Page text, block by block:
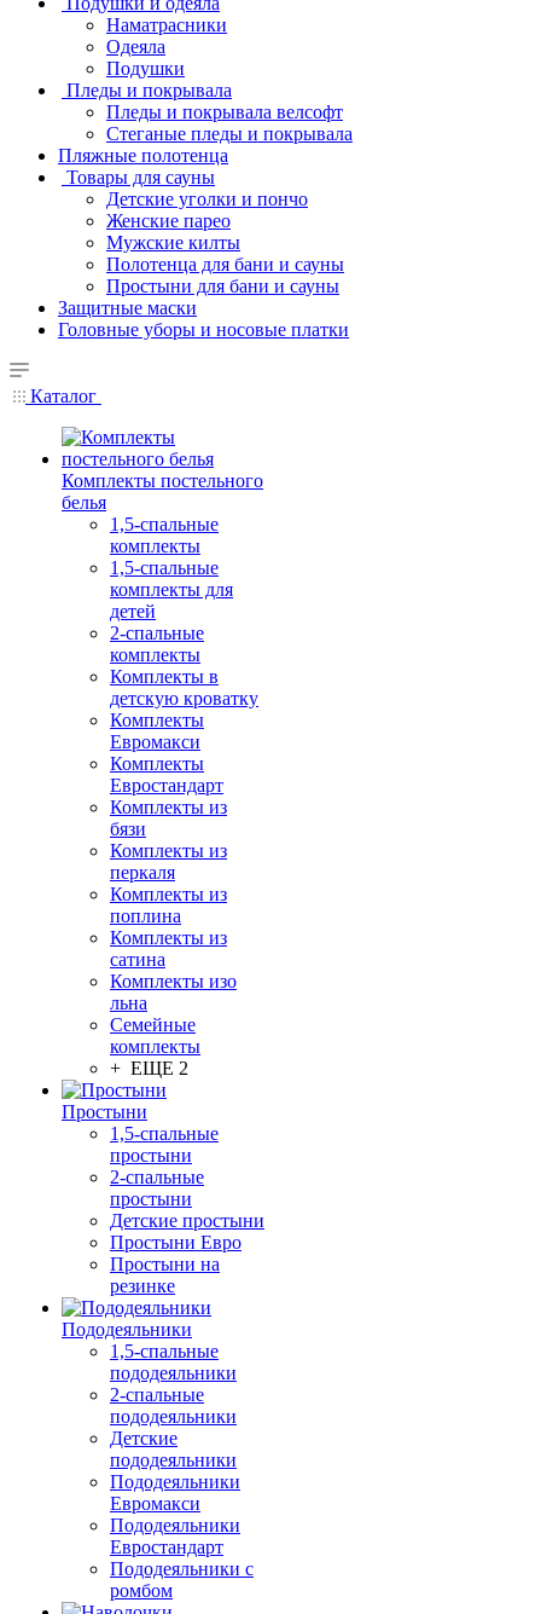
Наматрасники
Одеяла
Подушки
Пледы и покрывала
Пледы и покрывала велсофт
Стеганые пледы и покрывала
Пляжные полотенца
Товары для сауны
Детские уголки и пончо
Женские парео
Мужские килты
Полотенца для бани и сауны
Простыни для бани и сауны
Защитные маски
Головные уборы и носовые платки
Каталог
Комплекты постельного
белья
1,5-спальные
комплекты
1,5-спальные
комплекты для
детей
2-спальные
комплекты
Комплекты в
детскую кроватку
Комплекты
Евромакси
Комплекты
Евростандарт
Комплекты из
бязи
Комплекты из
перкаля
Комплекты из
поплина
Комплекты из
сатина
Комплекты изо
льна
Семейные
комплекты
+ ЕЩЕ 2
Простыни
1,5-спальные
простыни
2-спальные
простыни
Детские простыни
Простыни Евро
Простыни на
резинке
Пододеяльники
1,5-спальные
пододеяльники
2-спальные
пододеяльники
Детские
пододеяльники
Пододеяльники
Евромакси
Пододеяльники
Евростандарт
Пододеяльники с
ромбом